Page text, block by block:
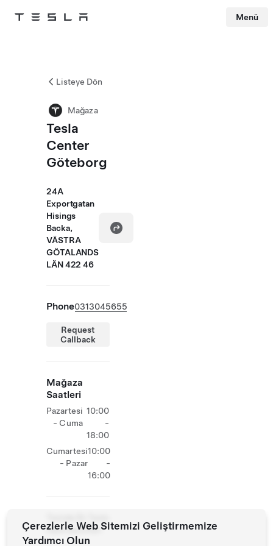
Tesla Menü
Listeye Dön
Mağaza
Tesla
Center
Göteborg
24A
Exportgatan
Hisings
Backa,
VÄSTRA
GÖTALANDS
LÄN 422 46
Phone0313045655
Request
Callback
Mağaza
Saatleri
Pazartesi
- Cuma
10:00
-
18:00
Cumartesi
- Pazar
10:00
-
16:00
Operasyonları
Çerezlerle Web Sitemizi Geliştirmemize
Yardımcı Olun